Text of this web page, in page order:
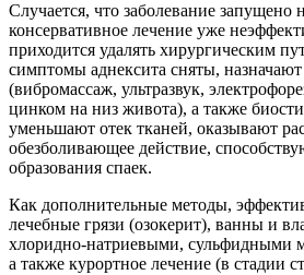
Случается, что заболевание запущено
консервативное лечение уже
приходится удалять хирургическим
симптомы аднексита сняты,
(вибромассаж, ультразвук,
цинком на низ живота), а также
уменьшают отек тканей, оказывают
обезболивающее действие,
образования спаек.
Как дополнительные методы,
лечебные грязи (озокерит), ванны и
хлоридно-натриевыми, сульфидными
а также курортное лечение (в стадии